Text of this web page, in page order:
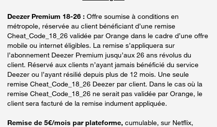
Deezer Premium 18-26 : Offre soumise à conditions en
métropole, réservée au client bénéficiant d’une remise
Cheat_Code_18_26 validée par Orange dans le cadre d’une offre
mobile ou internet éligibles. La remise s’appliquera sur
l’abonnement Deezer Premium jusqu’aux 26 ans révolus du
client. Réservé aux clients n’ayant jamais bénéficié du service
Deezer ou l’ayant résilié depuis plus de 12 mois. Une seule
remise Cheat_Code_18_26 Deezer par client. Dans le cas où la
remise Cheat_Code_18_26 ne serait pas validée par Orange, le
client sera facturé de la remise indument appliquée.
Remise de 5€/mois par plateforme, cumulable, sur Netflix,